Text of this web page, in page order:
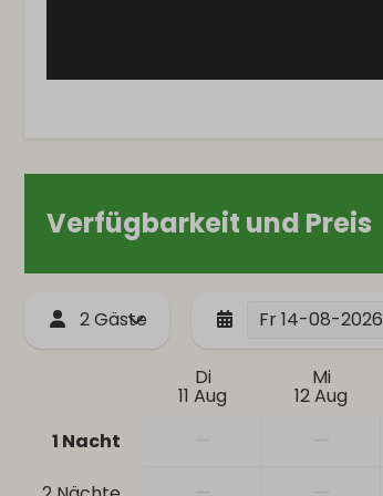
Verfügbarkeit und Preis
2 Gäste Fr14-08-2026
Di
11 Aug
Mi
12 Aug
1 Nacht